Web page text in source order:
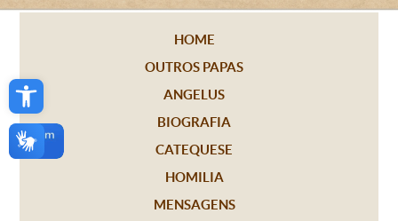
Open toolbar
HOME
OUTROS PAPAS
ANGELUS
BIOGRAFIA
CATEQUESE
HOMILIA
MENSAGENS